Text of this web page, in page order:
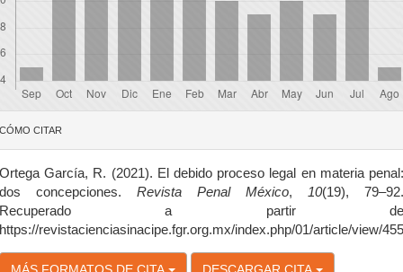
CÓMO CITAR
Ortega García, R. (2021). El debido proceso legal en materia penal:
dos concepciones. Revista Penal México, 10(19), 79–92.
Recuperado a partir de
https://revistacienciasinacipe.fgr.org.mx/index.php/01/article/view/455
MÁS FORMATOS DE CITA DESCARGAR CITA